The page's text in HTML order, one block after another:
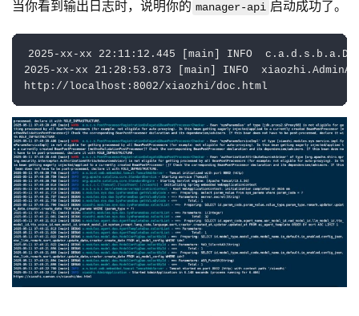
当你看到输出日志时，说明你的 manager-api 启动成功了。
2025-xx-xx 22:11:12.445 [main] INFO
2025-xx-xx 21:28:53.873 [main] INFO
http://localhost:8002/xiaozhi/doc.html